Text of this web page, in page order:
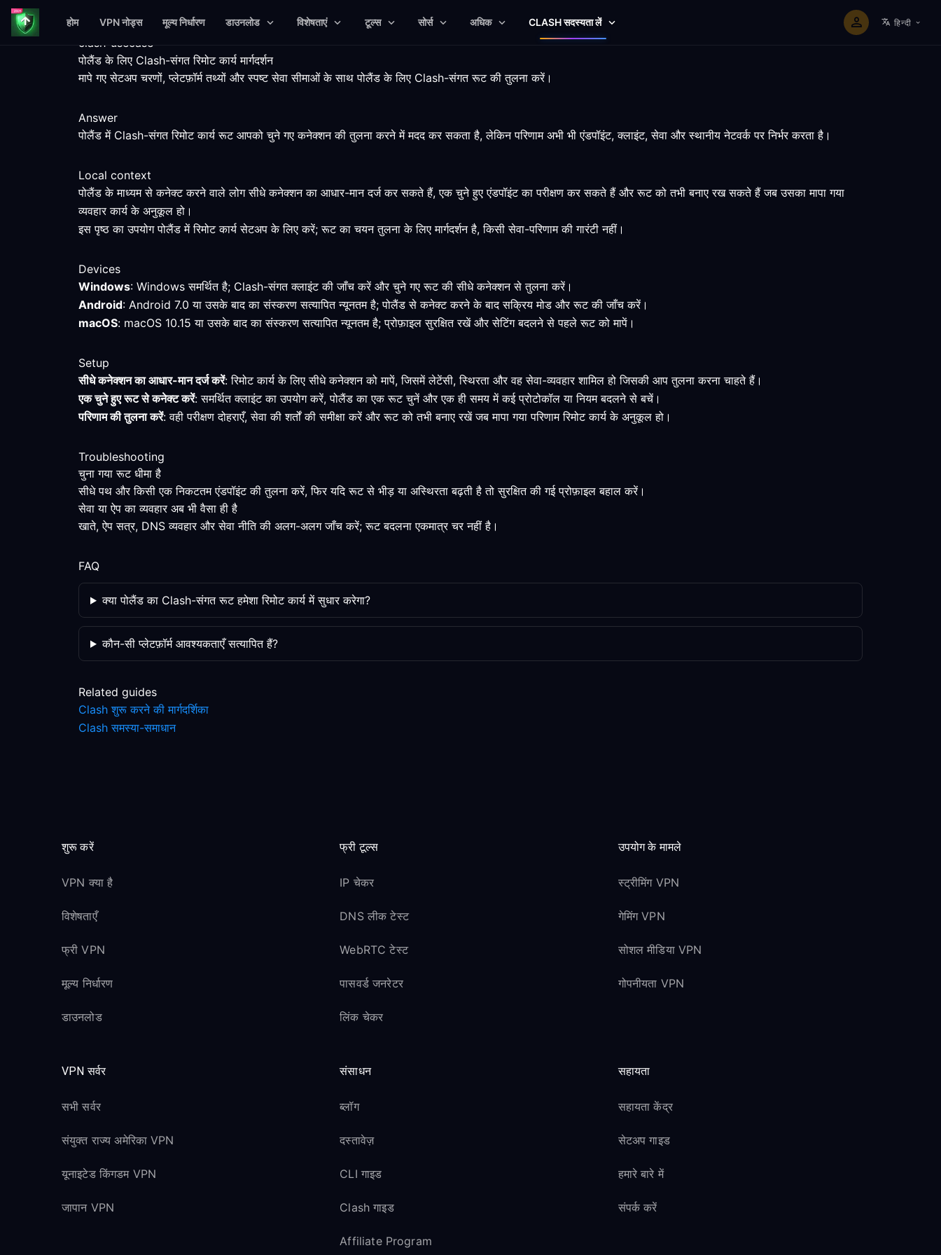
होम VPN नोड्स मूल्य निर्धारण डाउनलोड विशेषताएं टूल्स सोर्स अधिक CLASH सदस्यता लें हिन्दी
clash-usecase
पोलैंड के लिए Clash-संगत रिमोट कार्य मार्गदर्शन
मापे गए सेटअप चरणों, प्लेटफ़ॉर्म तथ्यों और स्पष्ट सेवा सीमाओं के साथ पोलैंड के लिए Clash-संगत रूट की तुलना करें।
Answer
पोलैंड में Clash-संगत रिमोट कार्य रूट आपको चुने गए कनेक्शन की तुलना करने में मदद कर सकता है, लेकिन परिणाम अभी भी एंडपॉइंट, क्लाइंट, सेवा और स्थानीय नेटवर्क पर निर्भर करता है।
Local context
पोलैंड के माध्यम से कनेक्ट करने वाले लोग सीधे कनेक्शन का आधार-मान दर्ज कर सकते हैं, एक चुने हुए एंडपॉइंट का परीक्षण कर सकते हैं और रूट को तभी बनाए रख सकते हैं जब उसका मापा गया
व्यवहार कार्य के अनुकूल हो।
इस पृष्ठ का उपयोग पोलैंड में रिमोट कार्य सेटअप के लिए करें; रूट का चयन तुलना के लिए मार्गदर्शन है, किसी सेवा-परिणाम की गारंटी नहीं।
Devices
Windows: Windows समर्थित है; Clash-संगत क्लाइंट की जाँच करें और चुने गए रूट की सीधे कनेक्शन से तुलना करें।
Android: Android 7.0 या उसके बाद का संस्करण सत्यापित न्यूनतम है; पोलैंड से कनेक्ट करने के बाद सक्रिय मोड और रूट की जाँच करें।
macOS: macOS 10.15 या उसके बाद का संस्करण सत्यापित न्यूनतम है; प्रोफ़ाइल सुरक्षित रखें और सेटिंग बदलने से पहले रूट को मापें।
Setup
सीधे कनेक्शन का आधार-मान दर्ज करें: रिमोट कार्य के लिए सीधे कनेक्शन को मापें, जिसमें लेटेंसी, स्थिरता और वह सेवा-व्यवहार शामिल हो जिसकी आप तुलना करना चाहते हैं।
एक चुने हुए रूट से कनेक्ट करें: समर्थित क्लाइंट का उपयोग करें, पोलैंड का एक रूट चुनें और एक ही समय में कई प्रोटोकॉल या नियम बदलने से बचें।
परिणाम की तुलना करें: वही परीक्षण दोहराएँ, सेवा की शर्तों की समीक्षा करें और रूट को तभी बनाए रखें जब मापा गया परिणाम रिमोट कार्य के अनुकूल हो।
Troubleshooting
चुना गया रूट धीमा है
सीधे पथ और किसी एक निकटतम एंडपॉइंट की तुलना करें, फिर यदि रूट से भीड़ या अस्थिरता बढ़ती है तो सुरक्षित की गई प्रोफ़ाइल बहाल करें।
सेवा या ऐप का व्यवहार अब भी वैसा ही है
खाते, ऐप सत्र, DNS व्यवहार और सेवा नीति की अलग-अलग जाँच करें; रूट बदलना एकमात्र चर नहीं है।
FAQ
क्या पोलैंड का Clash-संगत रूट हमेशा रिमोट कार्य में सुधार करेगा?
कौन-सी प्लेटफ़ॉर्म आवश्यकताएँ सत्यापित हैं?
Related guides
Clash शुरू करने की मार्गदर्शिका
Clash समस्या-समाधान
शुरू करें
VPN क्या है
विशेषताएँ
फ्री VPN
मूल्य निर्धारण
डाउनलोड
फ्री टूल्स
IP चेकर
DNS लीक टेस्ट
WebRTC टेस्ट
पासवर्ड जनरेटर
लिंक चेकर
उपयोग के मामले
स्ट्रीमिंग VPN
गेमिंग VPN
सोशल मीडिया VPN
गोपनीयता VPN
VPN सर्वर
सभी सर्वर
संयुक्त राज्य अमेरिका VPN
यूनाइटेड किंगडम VPN
जापान VPN
संसाधन
ब्लॉग
दस्तावेज़
CLI गाइड
Clash गाइड
Affiliate Program
सहायता
सहायता केंद्र
सेटअप गाइड
हमारे बारे में
संपर्क करें